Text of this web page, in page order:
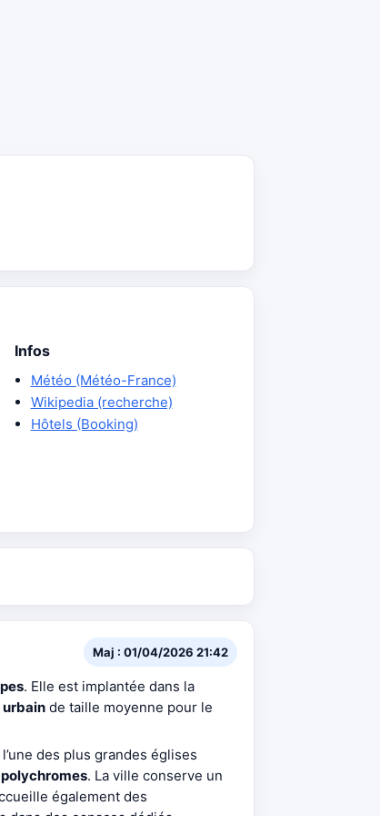
Infos
Météo (Météo-France)
Wikipedia (recherche)
Hôtels (Booking)
Maj : 01/04/2026 21:42
. Elle est implantée dans la
de taille moyenne pour le
des plus grandes églises
. La ville conserve un
également des